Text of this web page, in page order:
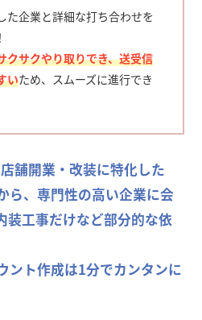
た企業と詳細な打ち合わせを
クサクやり取りでき、送受信
いため、スムーズに進行でき
舗開業・改装に特化した
ら、専門性の高い企業に会
装工事だけなど部分的な依
ント作成は1分でカンタンに